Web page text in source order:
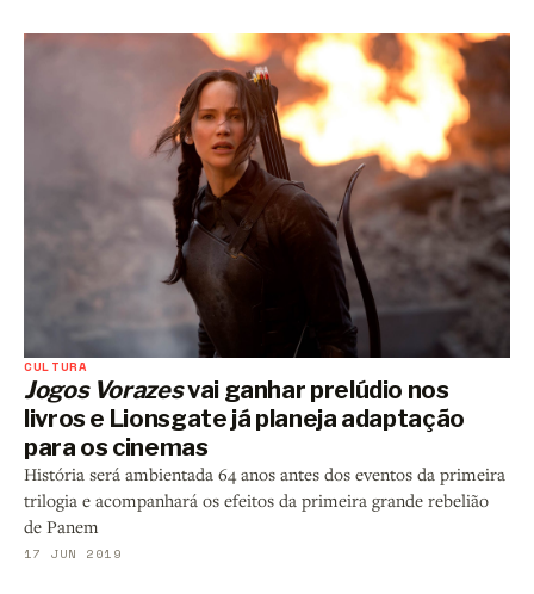
CULTURA
Jogos Vorazesvai ganhar prelúdio nos
livros e Lionsgate já planeja adaptação
para os cinemas
História será ambientada 64 anos antes dos eventos da primeira
trilogia e acompanhará os efeitos da primeira grande rebelião
de Panem
17 JUN 2019